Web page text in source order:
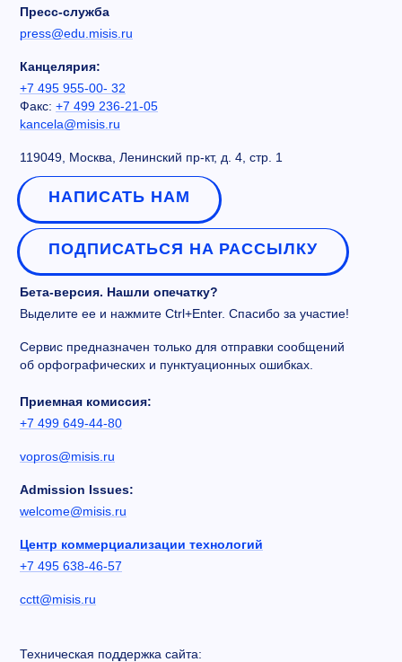
Пресс-служба
press@edu.misis.ru
Канцелярия:
+7 495 955-00- 32
Факс: +7 499 236-21-05
kancela@misis.ru
119049, Москва, Ленинский пр-кт, д. 4, стр. 1
НАПИСАТЬ НАМ
ПОДПИСАТЬСЯ НА РАССЫЛКУ
Бета-версия. Нашли опечатку?
Выделите ее и нажмите Ctrl+Enter. Спасибо за участие!
Сервис предназначен только для отправки сообщений
об орфографических и пунктуационных ошибках.
Приемная комиссия:
+7 499 649-44-80
vopros@misis.ru
Admission Issues:
welcome@misis.ru
Центр коммерциализации технологий
+7 495 638-46-57
cctt@misis.ru
Техническая поддержка сайта: